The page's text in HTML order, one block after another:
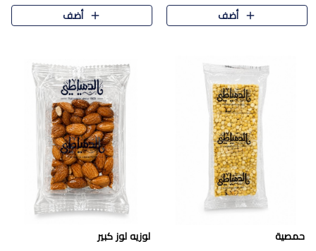
المميز وقرمشتة التي ارتبطت ببهجة
المولد عبر الأجيال.أضف
والقرمشة الراقية المرضية في
حلوى شرقية أنيقه بطابع مميز.
أضف
حمصية لوزيه لوز كبير